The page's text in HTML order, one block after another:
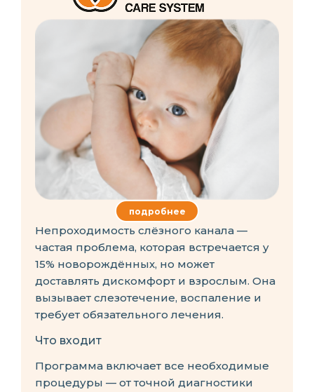
подробнее
Непроходимость слёзного канала —
частая проблема, которая встречается у
15% новорождённых, но может
доставлять дискомфорт и взрослым. Она
вызывает слезотечение, воспаление и
требует обязательного лечения.
Что входит
Программа включает все необходимые
процедуры — от точной диагностики